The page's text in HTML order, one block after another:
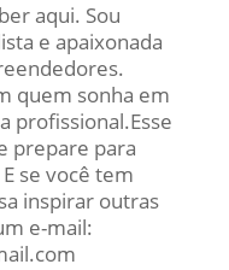
aqui. Sou
e apaixonada
quem sonha em
profissional.Esse
prepare para
se você tem
inspirar outras
e-mail: